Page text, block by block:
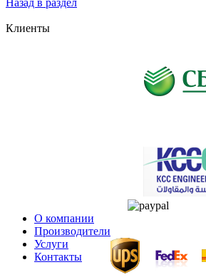
Клиенты
О компании
Производители
Услуги
Контакты